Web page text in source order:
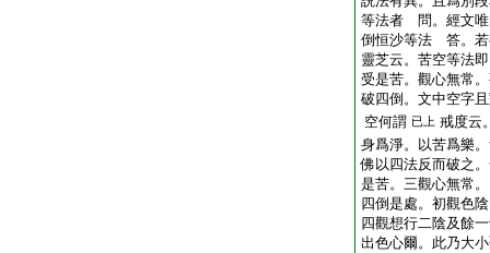
等法者 問。經文唯
倒恒沙等法 答。若
靈芝云。苦空等法
受是苦。觀心無常
破四倒。文中空字
空何謂 已上 戒度云
身爲淨。以苦爲樂
佛以四法反而破之
是苦。三觀心無常
四倒是處。初觀色
四觀想行二陰及餘
出色心爾。此乃大